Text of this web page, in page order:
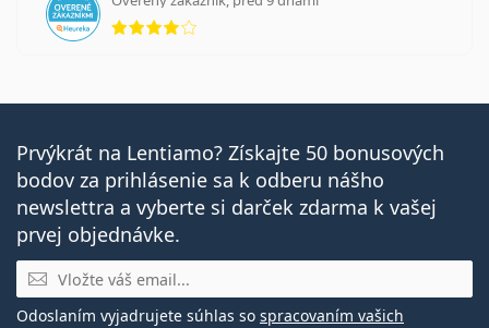
hodnotenie 4 z 5
Prvýkrát na Lentiamo? Získajte 50 bonusových
bodov za prihlásenie sa k odberu nášho
newslettra a vyberte si darček zdarma k vašej
prvej objednávke.
E-mail
Odoslaním vyjadrujete súhlas so spracovaním vašich